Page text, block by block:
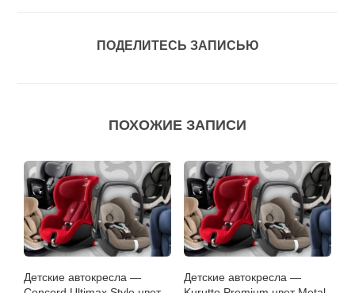
ПОДЕЛИТЕСЬ ЗАПИСЬЮ
ПОХОЖИЕ ЗАПИСИ
Детские автокресла —
Детские автокресла —